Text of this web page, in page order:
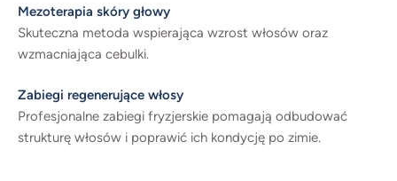
Mezoterapia skóry głowy
Skuteczna metoda wspierająca wzrost włosów oraz
wzmacniająca cebulki.
Zabiegi regenerujące włosy
Profesjonalne zabiegi fryzjerskie pomagają odbudować
strukturę włosów i poprawić ich kondycję po zimie.